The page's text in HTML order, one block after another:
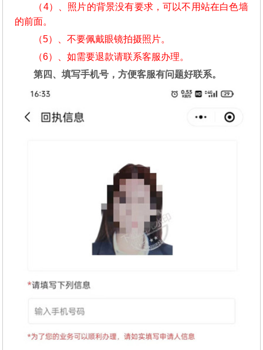
（4）、照片的背景没有要求，可以不用站在白色墙
的前面。
（5）、不要佩戴眼镜拍摄照片。
（6）、如需要退款请联系客服办理。
第四、填写手机号，方便客服有问题好联系。